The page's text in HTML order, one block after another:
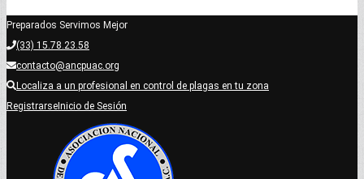
Preparados Servimos Mejor
(33) 15.78.23.58
contacto@ancpuac.org
Localiza a un profesional en control de plagas en tu zona
RegistrarseInicio de Sesión